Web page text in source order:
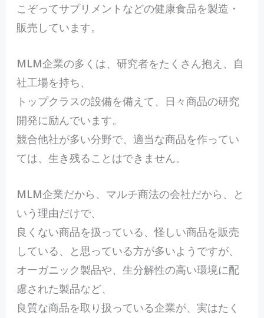
こぞってサプリメントなどの健康食品を製造・
販売しています。
MLM企業の多くは、研究者をたくさん抱え、自
社工場を持ち、
トップクラスの設備を備えて、日々商品の研究
開発に励んでいます。
競合他社が多い分野で、適当な商品を作ってい
ては、生き残ることはできません。
MLM企業だから、マルチ商法の会社だから、と
いう理由だけで、
良くない商品を扱っている、怪しい商品を販売
している、と思っている方が多いようですが、
オーガニック製品や、生分解性の高い環境に配
慮された製品など、
良質な商品を取り扱っている企業が、実はたく